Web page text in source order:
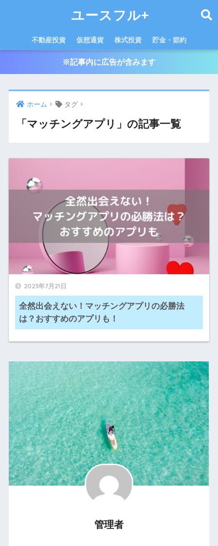
ユースフル+
不動産投資 仮想通貨 株式投資 貯金・節約
※記事内に広告が含みます
ホーム タグ
「マッチングアプリ」の記事一覧
2023年7月21日
全然出会えない！マッチングアプリの必勝法
は？おすすめのアプリも！
管理者